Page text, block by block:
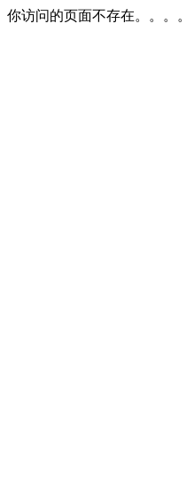
你访问的页面不存在。。。。